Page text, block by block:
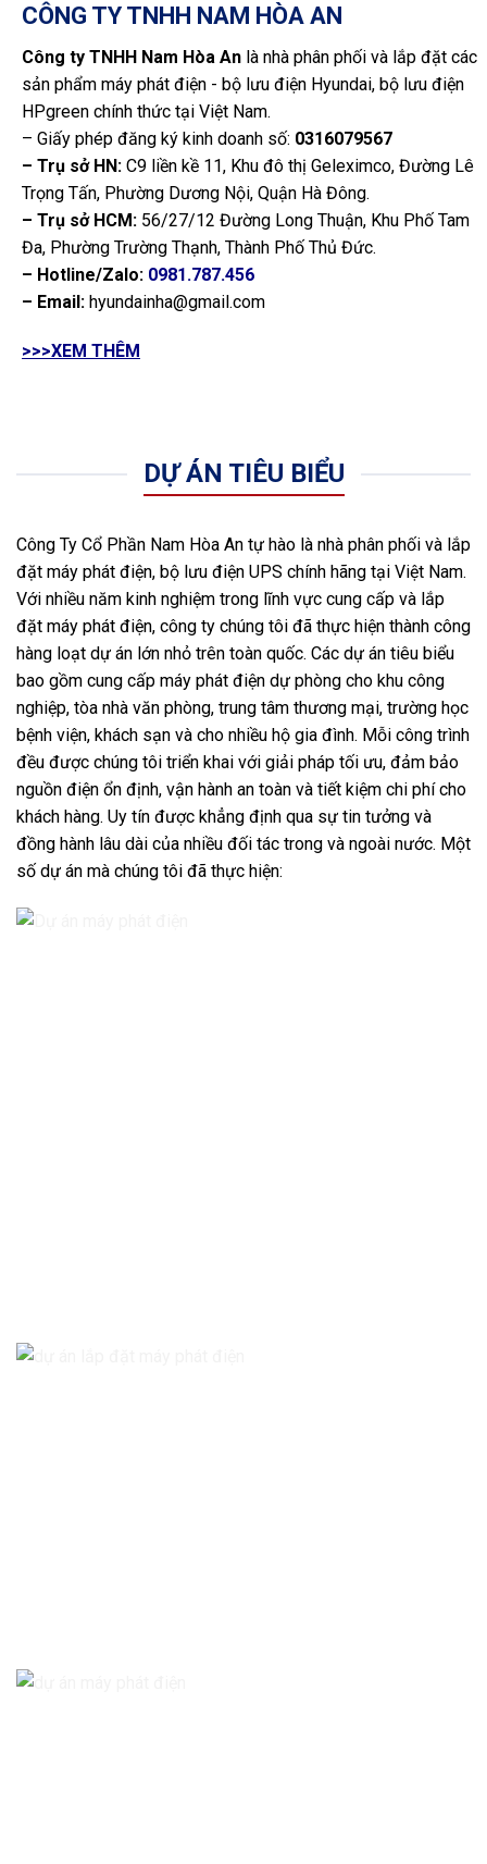
CÔNG TY TNHH NAM HÒA AN
Công ty TNHH Nam Hòa An là nhà phân phối và lắp đặt các
sản phẩm máy phát điện - bộ lưu điện Hyundai, bộ lưu điện
HPgreen chính thức tại Việt Nam.
– Giấy phép đăng ký kinh doanh số: 0316079567
– Trụ sở HN: C9 liền kề 11, Khu đô thị Geleximco, Đường Lê
Trọng Tấn, Phường Dương Nội, Quận Hà Đông.
– Trụ sở HCM: 56/27/12 Đường Long Thuận, Khu Phố Tam
Đa, Phường Trường Thạnh, Thành Phố Thủ Đức.
– Hotline/Zalo: 0981.787.456
– Email: hyundainha@gmail.com
>>>XEM THÊM
DỰ ÁN TIÊU BIỂU
Công Ty Cổ Phần Nam Hòa An tự hào là nhà phân phối và lắp
đặt máy phát điện, bộ lưu điện UPS chính hãng tại Việt Nam.
Với nhiều năm kinh nghiệm trong lĩnh vực cung cấp và lắp
đặt máy phát điện, công ty chúng tôi đã thực hiện thành công
hàng loạt dự án lớn nhỏ trên toàn quốc. Các dự án tiêu biểu
bao gồm cung cấp máy phát điện dự phòng cho khu công
nghiệp, tòa nhà văn phòng, trung tâm thương mại, trường học
bệnh viện, khách sạn và cho nhiều hộ gia đình. Mỗi công trình
đều được chúng tôi triển khai với giải pháp tối ưu, đảm bảo
nguồn điện ổn định, vận hành an toàn và tiết kiệm chi phí cho
khách hàng. Uy tín được khẳng định qua sự tin tưởng và
đồng hành lâu dài của nhiều đối tác trong và ngoài nước. Một
số dự án mà chúng tôi đã thực hiện: